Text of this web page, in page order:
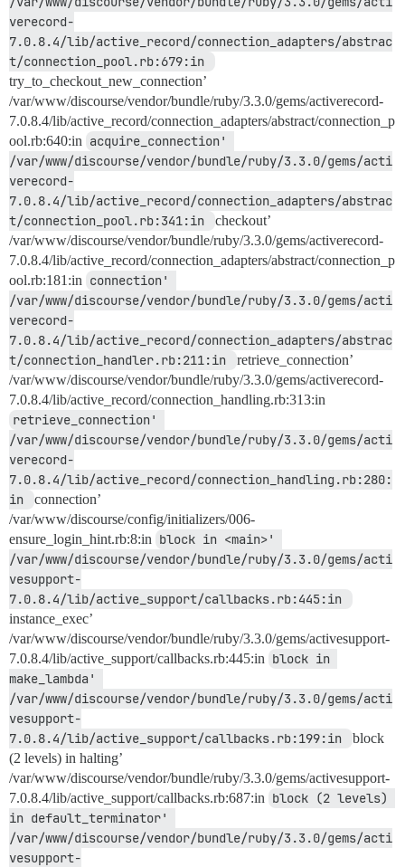
verecord-
7.0.8.4/lib/active_record/connection_adapters/abstrac
try_to_checkout_new_connection’
/var/www/discourse/vendor/bundle/ruby/3.3.0/gems/activerecord-
7.0.8.4/lib/active_record/connection_adapters/abstract/connection_p
ool.rb:640:in acquire_connection'
/var/www/discourse/vendor/bundle/ruby/3.3.0/gems/acti
verecord-
7.0.8.4/lib/active_record/connection_adapters/abstrac
t/connection_pool.rb:341:in
checkout’
/var/www/discourse/vendor/bundle/ruby/3.3.0/gems/activerecord-
7.0.8.4/lib/active_record/connection_adapters/abstract/connection_p
ool.rb:181:in connection'
/var/www/discourse/vendor/bundle/ruby/3.3.0/gems/acti
verecord-
7.0.8.4/lib/active_record/connection_adapters/abstrac
t/connection_handler.rb:211:in
retrieve_connection’
/var/www/discourse/vendor/bundle/ruby/3.3.0/gems/activerecord-
7.0.8.4/lib/active_record/connection_handling.rb:313:in
retrieve_connection'
/var/www/discourse/vendor/bundle/ruby/3.3.0/gems/acti
verecord-
7.0.8.4/lib/active_record/connection_handling.rb:280:
in
connection’
/var/www/discourse/config/initializers/006-
ensure_login_hint.rb:8:in block in <main>'
/var/www/discourse/vendor/bundle/ruby/3.3.0/gems/acti
vesupport-
instance_exec’
/var/www/discourse/vendor/bundle/ruby/3.3.0/gems/activesupport-
7.0.8.4/lib/active_support/callbacks.rb:445:in block in
make_lambda'
/var/www/discourse/vendor/bundle/ruby/3.3.0/gems/acti
vesupport-
7.0.8.4/lib/active_support/callbacks.rb:199:in
block
(2 levels) in halting’
/var/www/discourse/vendor/bundle/ruby/3.3.0/gems/activesupport-
7.0.8.4/lib/active_support/callbacks.rb:687:in block (2 levels)
in default_terminator'
/var/www/discourse/vendor/bundle/ruby/3.3.0/gems/acti
vesupport-